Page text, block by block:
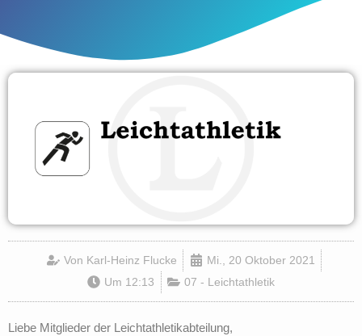
Von Karl-Heinz Flucke
Mi., 20 Oktober 2021
Um 12:13 07 - Leichtathletik
Liebe Mitglieder der Leichtathletikabteilung,